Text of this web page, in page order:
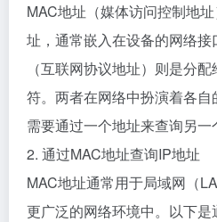
MAC地址（媒体访问控制地
址，通常嵌入在设备的网络
（互联网协议地址）则是分
符。两者在网络中扮演着各
需要通过一个地址来查询另一
2. 通过MAC地址查询IP地址
MAC地址通常用于局域网（
更广泛的网络环境中。以下